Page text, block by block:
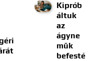
Kiprób
áltuk
az
ágyne
műk
befesté